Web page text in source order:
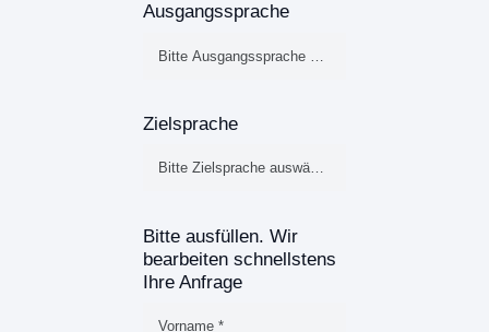
Ausgangssprache
Zielsprache
Bitte ausfüllen. Wir
bearbeiten schnellstens
Ihre Anfrage